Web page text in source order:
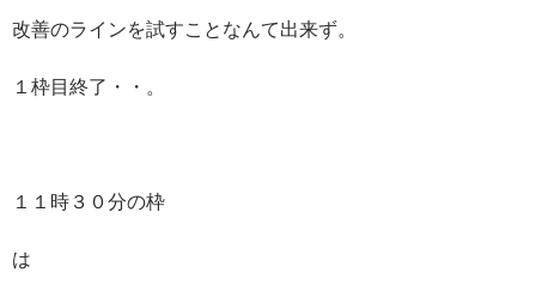
改善のラインを試すことなんて出来ず。
１枠目終了・・。
１１時３０分の枠
は